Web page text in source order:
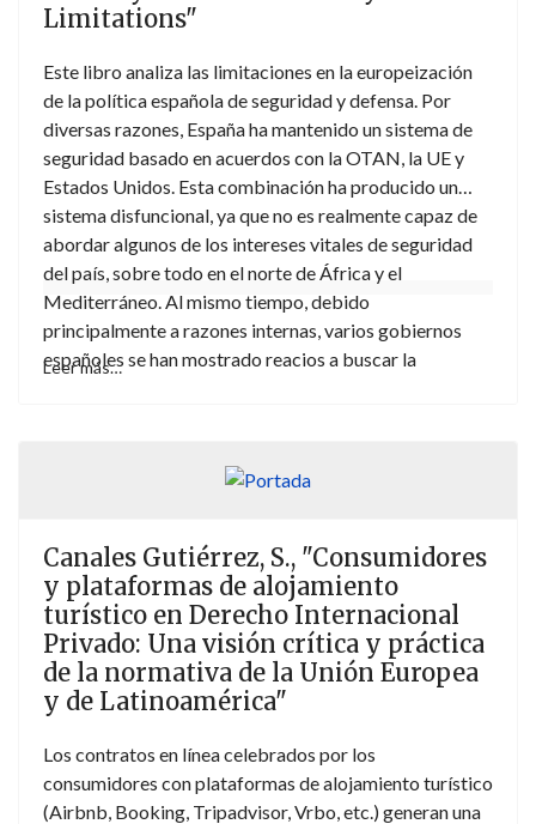
Limitations"
Este libro analiza las limitaciones en la europeización
de la política española de seguridad y defensa. Por
diversas razones, España ha mantenido un sistema de
seguridad basado en acuerdos con la OTAN, la UE y
Estados Unidos. Esta combinación ha producido un
sistema disfuncional, ya que no es realmente capaz de
abordar algunos de los intereses vitales de seguridad
del país, sobre todo en el norte de África y el
Mediterráneo. Al mismo tiempo, debido
principalmente a razones internas, varios gobiernos
españoles se han mostrado reacios a buscar la
responsables de la formulación de políticas y a los
exhaustivos sobre la política española de seguridad y
defensa y sus vínculos con Europa, este libro será de
especial interés.
Leer más…
Canales Gutiérrez, S., "Consumidores
y plataformas de alojamiento
turístico en Derecho Internacional
Privado: Una visión crítica y práctica
de la normativa de la Unión Europea
y de Latinoamérica"
Los contratos en línea celebrados por los
consumidores con plataformas de alojamiento turístico
(Airbnb, Booking, Tripadvisor, Vrbo, etc.) generan una